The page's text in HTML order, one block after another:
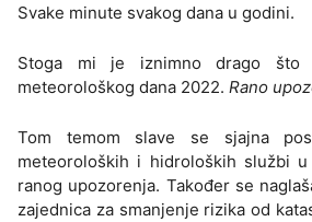
Svake minute svakog dana u godini.
Stoga mi je iznimno drago što
meteorološkog dana 2022. Rano
Tom temom slave se sjajna
meteoroloških i hidroloških službi
ranog upozorenja. Također se
zajednica za smanjenje rizika od